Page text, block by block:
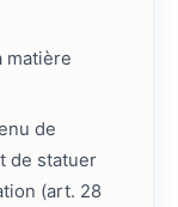
matière
de
de statuer
(art. 28